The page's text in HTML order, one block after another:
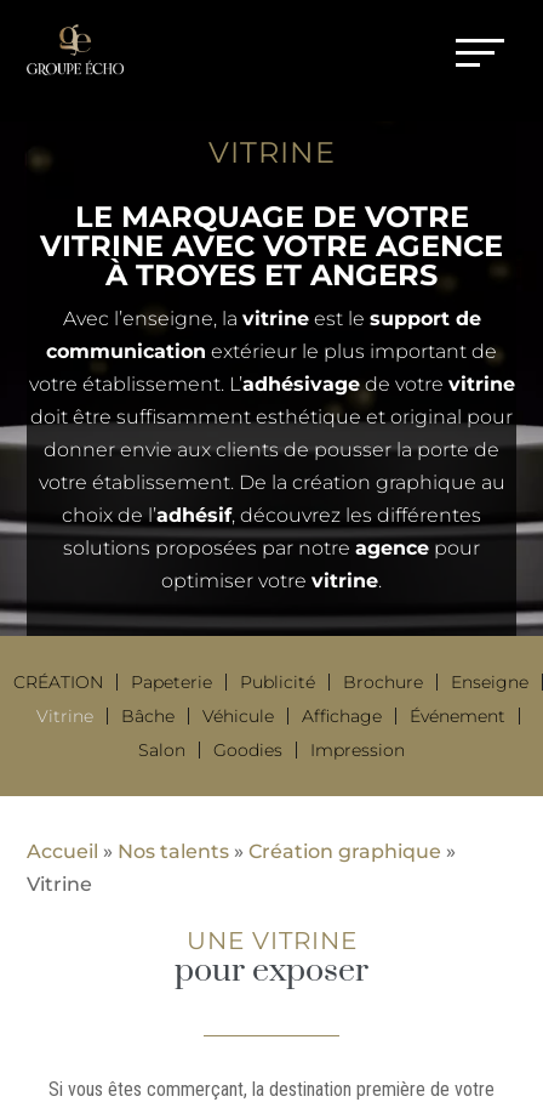
VITRINE
LE MARQUAGE DE VOTRE
VITRINE AVEC VOTRE AGENCE
À TROYES ET ANGERS
Avec l’enseigne, la vitrineest le support de
communication extérieur le plus important de
votre établissement. L’adhésivagede votre vitrine
doit être suffisamment esthétique et original pour
donner envie aux clients de pousser la porte de
votre établissement. De la création graphique au
choix de l’adhésif, découvrez les différentes
solutions proposées par notre agence pour
optimiser votre vitrine.
CRÉATION Papeterie Publicité Brochure
Enseigne
Vitrine
Bâche Véhicule Affichage
Événement
Salon
Goodies Impression
Accueil » Nos talents »Création graphique »
Vitrine
UNE VITRINE
pour exposer
Si vous êtes commerçant, la destination première de votre